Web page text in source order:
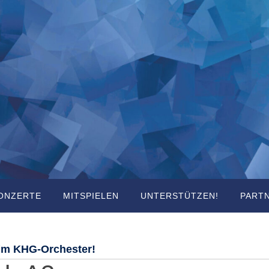
MITSPIELEN UNTERSTÜTZEN!
KHG-Orchester!